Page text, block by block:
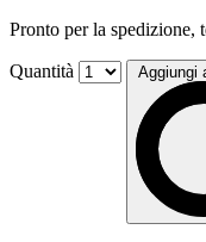
Pronto per la spedizione,
Quantità Aggiungi